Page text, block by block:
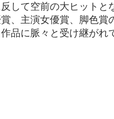
して空前の大ヒットと
、主演女優賞、脚色賞
品に脈々と受け継がれ